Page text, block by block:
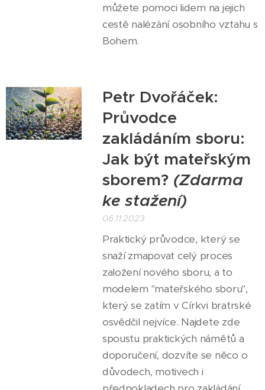
můžete pomoci lidem na jejich
cestě nalézání osobního vztahu s
Bohem.
Petr Dvořáček:
Průvodce
zakládáním sboru:
Jak být mateřským
sborem? (Zdarma
ke stažení)
06.11.2023
Praktický průvodce, který se
snaží zmapovat celý proces
založení nového sboru, a to
modelem "mateřského sboru",
který se zatím v Církvi bratrské
osvědčil nejvíce. Najdete zde
spoustu praktických námětů a
doporučení, dozvíte se něco o
důvodech, motivech i